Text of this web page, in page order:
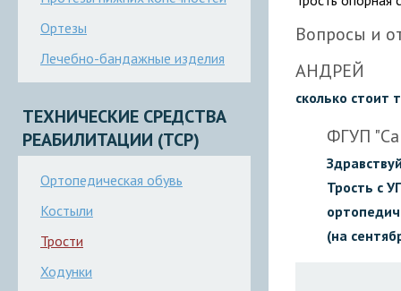
Вопросы и
АНДРЕЙ
сколько стоит
ФГУП
Трость с
(на
Ортезы
Лечебно-бандажные изделия
ТЕХНИЧЕСКИЕ СРЕДСТВА
РЕАБИЛИТАЦИИ (ТСР)
Ортопедическая обувь
Костыли
Трости
Ходунки